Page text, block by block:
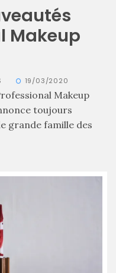
Makeup
19/03/2020
Makeup
toujours
grande famille des